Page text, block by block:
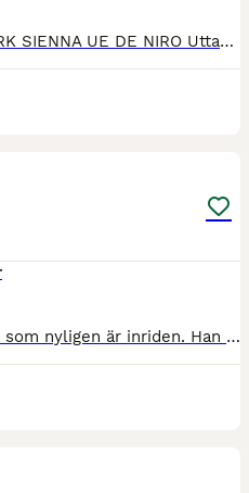
E SHU FU EE SEZUAN U DARK SIENNA UE DE NIRO Uttagen till Elitfölsauktion- 2024 Vg se bifogad film (köpt ifrån uppfödare som 6m föl ,från Hamburg). Avlad för hög ridbarhet och med ett underbart tem
Trevlig valack med toppstam som nyligen är inriden. Han är runt ca 137 i mkh. Snäll i hantering, kan stå uppbunden, snäll att sko, kan stå på box och även lämnas ensam i hagen. Snäll i ridningen och